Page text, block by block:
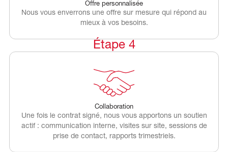
Offre personnalisée
Nous vous enverrons une offre sur mesure qui répond au
mieux à vos besoins.
Étape 4
Collaboration
Une fois le contrat signé, nous vous apportons un soutien
actif : communication interne, visites sur site, sessions de
prise de contact, rapports trimestriels.